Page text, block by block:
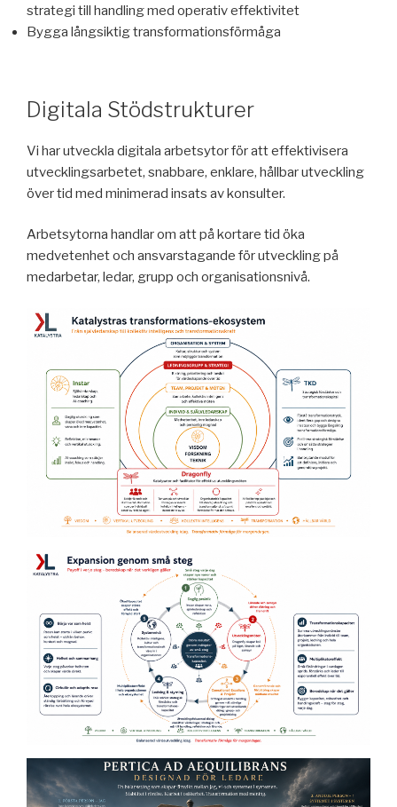
strategi till handling med operativ effektivitet
Bygga långsiktig transformationsförmåga
Digitala Stödstrukturer
Vi har utveckla digitala arbetsytor för att effektivisera
utvecklingsarbetet, snabbare, enklare, hållbar utveckling
över tid med minimerad insats av konsulter.
Arbetsytorna handlar om att på kortare tid öka
medvetenhet och ansvarstagande för utveckling på
medarbetar, ledar, grupp och organisationsnivå.